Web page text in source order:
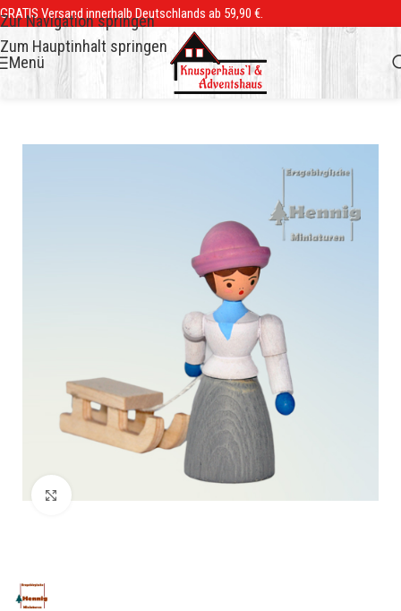
Zur Navigation springen
Zum Hauptinhalt springen
GRATIS Versand innerhalb Deutschlands ab 59,90 €.
Menü
Zum Vergrößern klicken